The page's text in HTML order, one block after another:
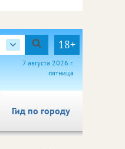
18+
7 августа 2026 г.
пятница
Гид по городу